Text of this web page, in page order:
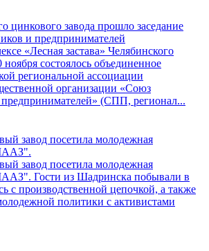
цинкового завода прошло заседание
и предпринимателей
«Лесная застава» Челябинского
ноября состоялось объединенное
региональной ассоциации
организации «Союз
(СПП, регионал...
завод посетила молодежная
завод посетила молодежная
Гости из Шадринска побывали в
с производственной цепочкой, а также
политики с активистами